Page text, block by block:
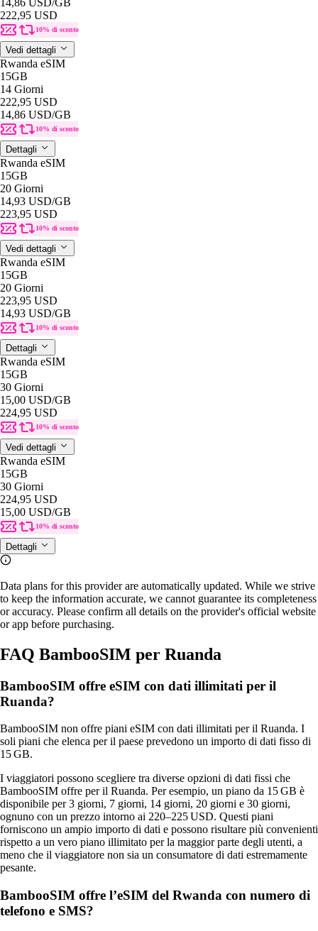
222,95 USD
10% di sconto
Vedi dettagli
Rwanda eSIM
15GB
14 Giorni
222,95 USD
14,86 USD/GB
10% di sconto
Dettagli
Rwanda eSIM
15GB
20 Giorni
14,93 USD/GB
223,95 USD
10% di sconto
Vedi dettagli
Rwanda eSIM
15GB
20 Giorni
223,95 USD
14,93 USD/GB
10% di sconto
Dettagli
Rwanda eSIM
15GB
30 Giorni
15,00 USD/GB
224,95 USD
10% di sconto
Vedi dettagli
Rwanda eSIM
15GB
30 Giorni
224,95 USD
15,00 USD/GB
10% di sconto
Dettagli
Data plans for this provider are automatically updated. While we strive
to keep the information accurate, we cannot guarantee its completeness
or accuracy. Please confirm all details on the provider's official website
or app before purchasing.
FAQ BambooSIM per Ruanda
BambooSIM offre eSIM con dati illimitati per il
Ruanda?
BambooSIM non offre piani eSIM con dati illimitati per il Ruanda. I
soli piani che elenca per il paese prevedono un importo di dati fisso di
15 GB.
I viaggiatori possono scegliere tra diverse opzioni di dati fissi che
BambooSIM offre per il Ruanda. Per esempio, un piano da 15 GB è
disponibile per 3 giorni, 7 giorni, 14 giorni, 20 giorni e 30 giorni,
ognuno con un prezzo intorno ai 220–225 USD. Questi piani
forniscono un ampio importo di dati e possono risultare più convenienti
rispetto a un vero piano illimitato per la maggior parte degli utenti, a
meno che il viaggiatore non sia un consumatore di dati estremamente
pesante.
BambooSIM offre l’eSIM del Rwanda con numero di
telefono e SMS?